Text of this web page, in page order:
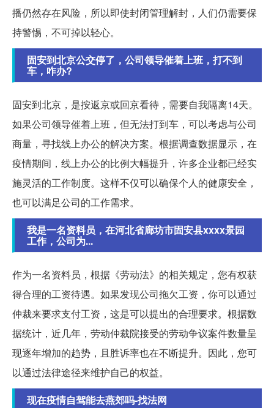
播仍然存在风险，所以即使封闭管理解封，人们仍需要保
持警惕，不可掉以轻心。
固安到北京公交停了，公司领导催着上班，打不到
车，咋办?
固安到北京，是按返京或回京看待，需要自我隔离14天。
如果公司领导催着上班，但无法打到车，可以考虑与公司
商量，寻找线上办公的解决方案。根据调查数据显示，在
疫情期间，线上办公的比例大幅提升，许多企业都已经实
施灵活的工作制度。这样不仅可以确保个人的健康安全，
也可以满足公司的工作需求。
我是一名资料员，在河北省廊坊市固安县xxxx景园
工作，公司为...
作为一名资料员，根据《劳动法》的相关规定，您有权获
得合理的工资待遇。如果发现公司拖欠工资，你可以通过
仲裁来要求支付工资，这是可以提出的合理要求。根据数
据统计，近几年，劳动仲裁院接受的劳动争议案件数量呈
现逐年增加的趋势，且胜诉率也在不断提升。因此，您可
以通过法律途径来维护自己的权益。
现在疫情自驾能去燕郊吗-找法网